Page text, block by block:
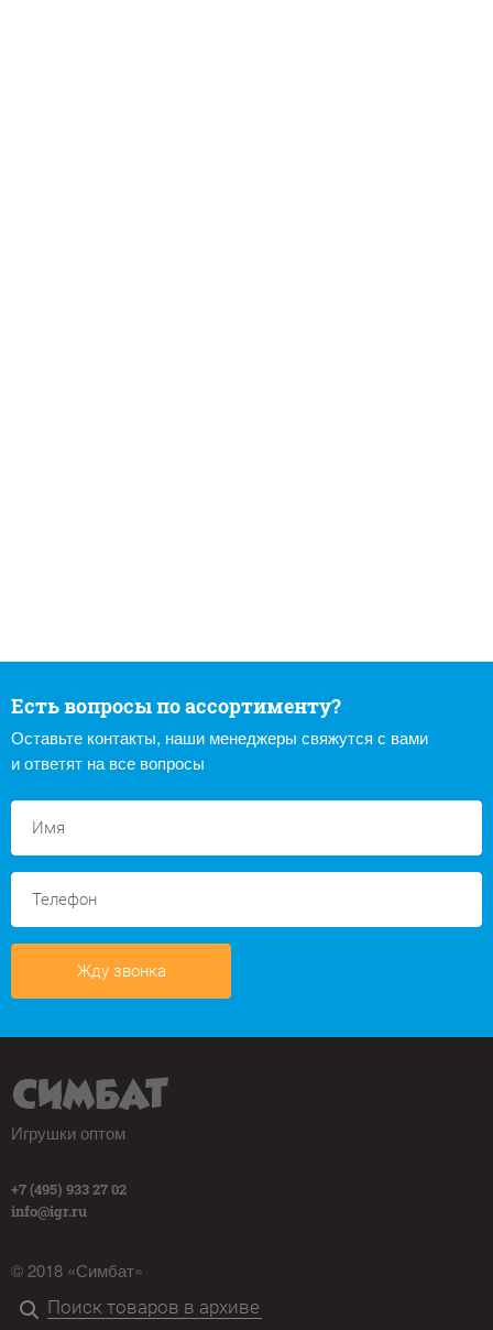
Есть вопросы по ассортименту?
Оставьте контакты, наши менеджеры свяжутся с вами
и ответят на все вопросы
Жду звонка
Игрушки оптом
+7 (495) 933 27 02
info@igr.ru
© 2018 «Симбат»